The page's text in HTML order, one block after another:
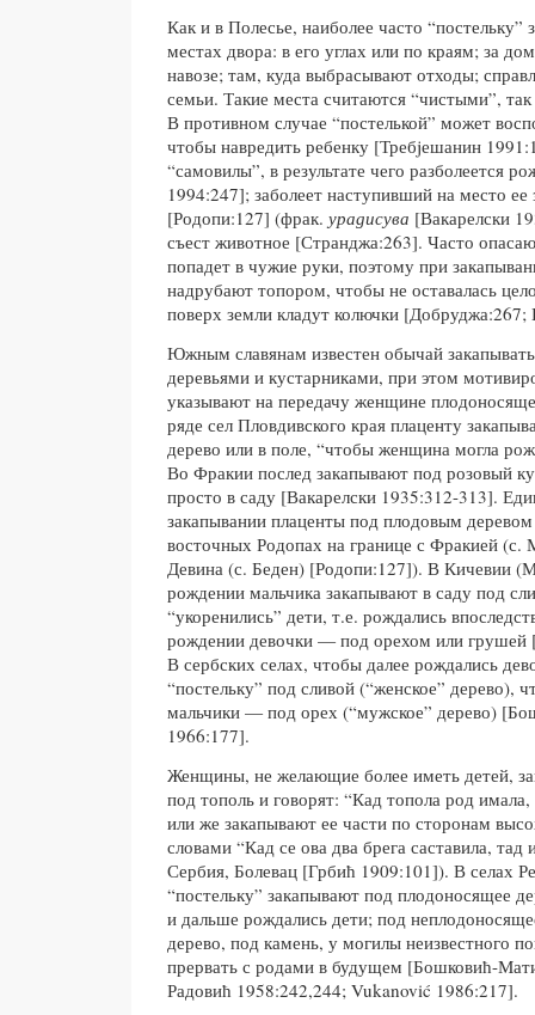
Как и в Полесье, наиболее часто “постельку”
местах двора: в его углах или по краям; за
навозе; там, куда выбрасывают отходы;
семьи. Такие места считаются “чистыми”,
В противном случае “постелькой” может
чтобы навредить ребенку [Требjешанин
“самовилы”, в результате чего разболеется
1994:247]; заболеет наступивший на место ее
[Родопи:127] (фрак. урадисува [Вакарелски
съест животное [Странджа:263]. Часто
попадет в чужие руки, поэтому при
надрубают топором, чтобы не оставалась
поверх земли кладут колючки [Добруджа:267;
Южным славянам известен обычай
деревьями и кустарниками, при этом
указывают на передачу женщине
ряде сел Пловдивского края плаценту
дерево или в поле, “чтобы женщина могла
Во Фракии послед закапывают под розовый
просто в саду [Вакарелски 1935:312-313].
закапывании плаценты под плодовым
восточных Родопах на границе с Фракией (с.
Девина (с. Беден) [Родопи:127]). В Кичевии
рождении мальчика закапывают в саду под
“укоренились” дети, т.е. рождались
рождении девочки — под орехом или грушей
В сербских селах, чтобы далее рождались
“постельку” под сливой (“женское” дерево),
мальчики — под орех (“мужское” дерево)
1966:177].
Женщины, не желающие более иметь детей,
под тополь и говорят: “Кад топола род
или же закапывают ее части по сторонам
словами “Кад се ова два брега саставила, тад
Сербия, Болевац [Грбић 1909:101]). В селах
“постельку” закапывают под плодоносящее
и дальше рождались дети; под
дерево, под камень, у могилы неизвестного
прервать с родами в будущем [Бошковић-
Радовић 1958:242,244; Vukanović 1986:217].